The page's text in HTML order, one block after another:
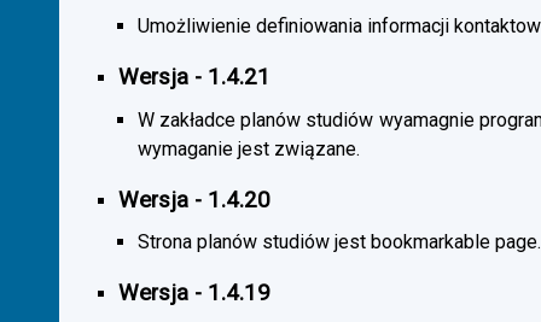
Umożliwienie definiowania informacji
Wersja - 1.4.21
W zakładce planów studiów wyamagnie
wymaganie jest związane.
Wersja - 1.4.20
Strona planów studiów jest bookmarkable page.
Wersja - 1.4.19